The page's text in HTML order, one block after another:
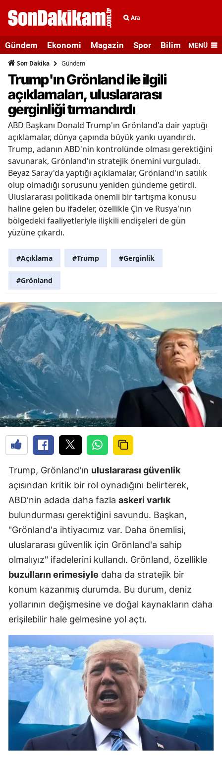
Ara
Gündem Ekonomi Magazin Spor Bilim veMENÜ
Son Dakika Gündem
Trump'ın Grönland ile ilgili
açıklamaları, uluslararası
gerginliği tırmandırdı
ABD Başkanı Donald Trump'ın Grönland'a dair yaptığı
açıklamalar, dünya çapında büyük yankı uyandırdı.
Trump, adanın ABD'nin kontrolünde olması gerektiğini
savunarak, Grönland'ın stratejik önemini vurguladı.
Beyaz Saray'da yaptığı açıklamalar, Grönland'ın satılık
olup olmadığı sorusunu yeniden gündeme getirdi.
Uluslararası politikada önemli bir tartışma konusu
haline gelen bu ifadeler, özellikle Çin ve Rusya'nın
bölgedeki faaliyetleriyle ilişkili endişeleri de gün
yüzüne çıkardı.
#Açıklama #Trump #Gerginlik
#Grönland
Trump, Grönland'ın uluslararası güvenlik
açısından kritik bir rol oynadığını belirterek,
ABD'nin adada daha fazla askeri varlık
bulundurması gerektiğini savundu. Başkan,
"Grönland'a ihtiyacımız var. Daha önemlisi,
uluslararası güvenlik için Grönland'a sahip
olmalıyız" ifadelerini kullandı. Grönland, özellikle
buzulların erimesiyle daha da stratejik bir
konum kazanmış durumda. Bu durum, deniz
yollarının değişmesine ve doğal kaynakların daha
erişilebilir hale gelmesine yol açtı.